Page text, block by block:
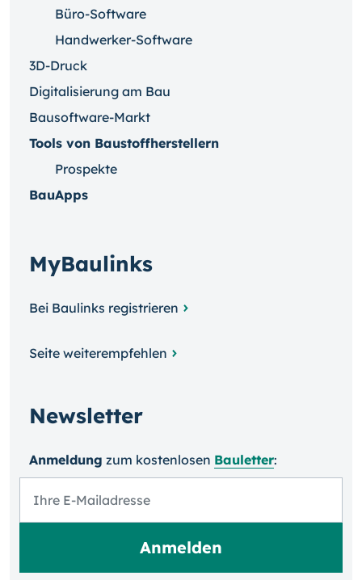
Büro-Software
Handwerker-Software
3D-Druck
Digitalisierung am Bau
Bausoftware-Markt
Tools von Baustoffherstellern
Prospekte
BauApps
MyBaulinks
Bei Baulinks registrieren
Seite weiterempfehlen
Newsletter
Anmeldung zum kosten­losen Bauletter: